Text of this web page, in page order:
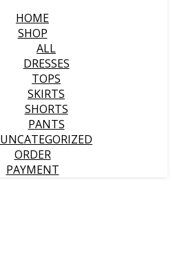
HOME
SHOP
ALL
DRESSES
TOPS
SKIRTS
SHORTS
PANTS
UNCATEGORIZED
ORDER
PAYMENT